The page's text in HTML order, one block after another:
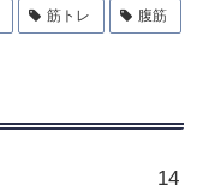
筋トレ 腹筋
14